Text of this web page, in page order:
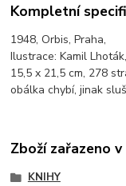
Kompletní
1948, Orbis, Praha,
Ilustrace: Kamil Lhoták,
15,5 x 21,5 cm, 278
obálka chybí, jinak
Zboží zařazeno
KNIHY